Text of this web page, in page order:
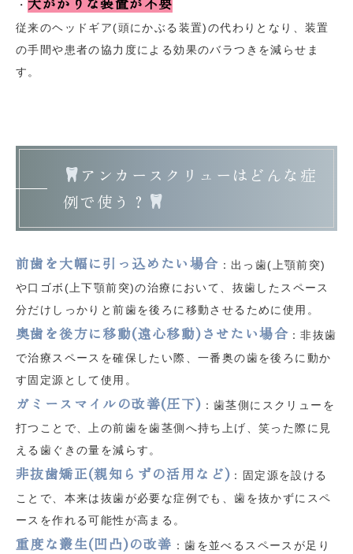
・
従来のヘッドギア(頭にかぶる装置)の代わりとなり、装置
の手間や患者の協力度による効果のバラつきを減らせま
す。
アンカースクリューはどんな症
例で使う？
前歯を大幅に引っ込めたい場合 ：出っ歯(上顎前突)
や口ゴボ(上下顎前突)の治療において、抜歯したスペース
分だけしっかりと前歯を後ろに移動させるために使用。
奥歯を後方に移動(遠心移動)させたい場合 ：非抜歯
で治療スペースを確保したい際、一番奥の歯を後ろに動か
す固定源として使用。
ガミースマイルの改善(圧下) ：歯茎側にスクリューを
打つことで、上の前歯を歯茎側へ持ち上げ、笑った際に見
える歯ぐきの量を減らす。
非抜歯矯正(親知らずの活用など) ：固定源を設ける
ことで、本来は抜歯が必要な症例でも、歯を抜かずにスペ
ースを作れる可能性が高まる。
重度な叢生(凹凸)の改善 ：歯を並べるスペースが足り